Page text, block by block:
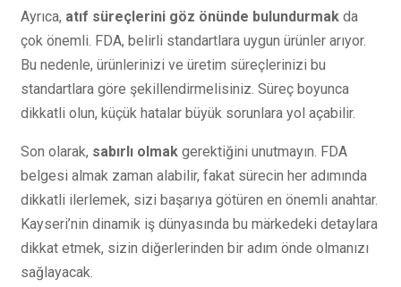
Ayrıca, atıf süreçlerini göz önünde bulundurmak da
çok önemli. FDA, belirli standartlara uygun ürünler arıyor.
Bu nedenle, ürünlerinizi ve üretim süreçlerinizi bu
standartlara göre şekillendirmelisiniz. Süreç boyunca
dikkatli olun, küçük hatalar büyük sorunlara yol açabilir.
Son olarak, sabırlı olmak gerektiğini unutmayın. FDA
belgesi almak zaman alabilir, fakat sürecin her adımında
dikkatli ilerlemek, sizi başarıya götüren en önemli anahtar.
Kayseri’nin dinamik iş dünyasında bu märkedeki detaylara
dikkat etmek, sizin diğerlerinden bir adım önde olmanızı
sağlayacak.